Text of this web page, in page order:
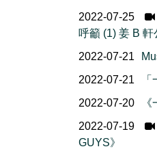
2022-07-25
呼籲 (1) 姜 B 軒
2022-07-21
2022-07-21
2022-07-20
2022-07-19
GUYS》